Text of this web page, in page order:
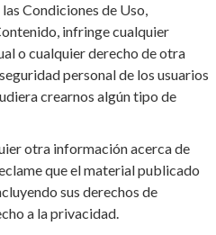
Condiciones de Uso,
infringe cualquier
o cualquier derecho de otra
personal de los usuarios
crearnos algún tipo de
otra información acerca de
que el material publicado
sus derechos de
a la privacidad.